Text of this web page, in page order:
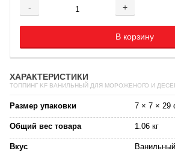
- +
Добавляется...
В корзину
Добавлен
ХАРАКТЕРИСТИКИ
ТОППИНГ KF ВАНИЛЬНЫЙ ДЛЯ МОРОЖЕНОГО И
Размер упаковки 7 × 7 × 29
Общий вес товара 1.06 кг
Вкус Ванильный